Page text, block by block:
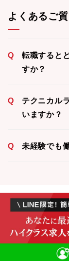
よくあるご
Q
転職すると
すか？
Q
テクニカル
いますか？
Q 未経験でも